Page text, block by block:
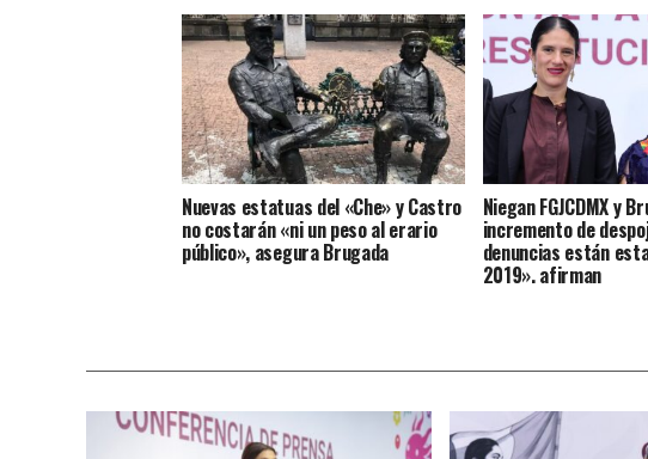
Nuevas estatuas del «Che» y Castro
no costarán «ni un peso al erario
público», asegura Brugada
Niegan FGJCDMX y
incremento de
denuncias están
2019», afirman